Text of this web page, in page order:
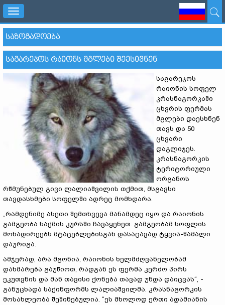
Toggle
navigation
ᲡᲐᲖᲝᲒᲐᲓᲝᲔᲑᲐ
ᲡᲐᲒᲐᲠᲔᲯᲝᲡ ᲠᲐᲘᲝᲜᲡ ᲛᲒᲚᲔᲑᲘ ᲨᲔᲔᲡᲘᲕᲜᲔᲜ
საგარეჯოს
რაიონის სოფელ
კრასნაგორკაში
ცხვრის ფერმას
მგლები დაესხნენ
თავს და 50
ცხვარი
დაგლიჯეს.
კრასნაგორკის
ტერიტორიული
ორგანოს
რწმუნებულ გივი ლალიაშვილის თქმით, მსგავსი
თავდასხმები სოფელში ადრეც მომხდარა.
„რამდენიმე ასეთი შემთხვევა მანამდეც იყო და რაიონის
გამგეობა საქმის კურსში ჩავაყენეთ. გამგეობამ სოფლის
მონადირეებს მტაცებლებისგან დასაცავად ტყვია-წამალი
დაურიგა.
ამჯერად, არა მგონია, რაიონის ხელმძღვანელობამ
დახმარება გაუწიოთ, რადგან ეს ფერმა კერძო პირს
ეკუთვნის და მან თავისი ქონება თავად უნდა დაიცვას“, -
განუცხადა საქინფორმს ლალიაშვილმა. კრასნაგორკის
მოსახლეობა შეშინებულია. “ეს მხოლოდ ერთი ადამიანის